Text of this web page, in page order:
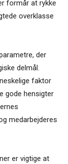
formår at rykke
overklasse
der
delmål.
faktor
gode hensigter
medarbejderes
er vigtige at